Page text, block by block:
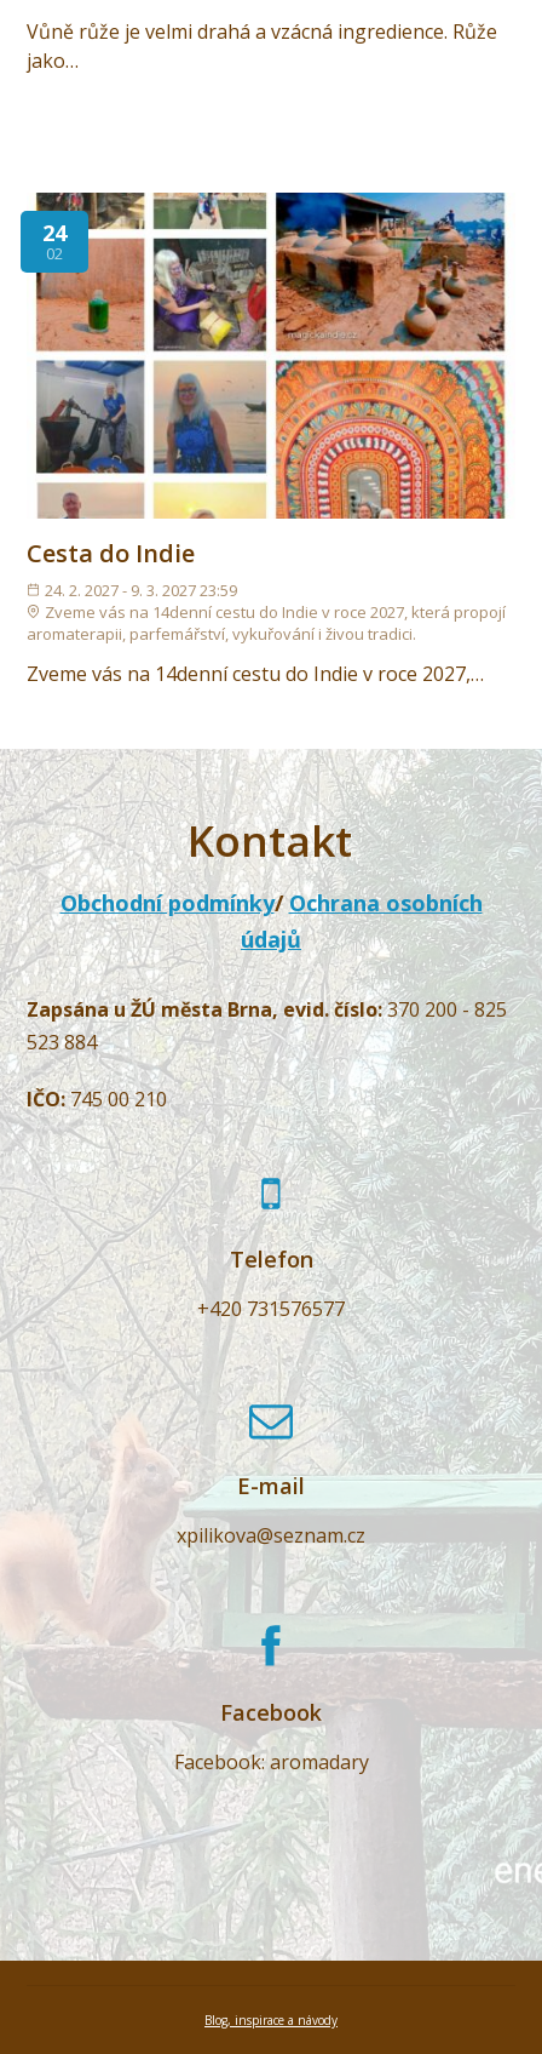
Vůně růže je velmi drahá a vzácná ingredience. Růže
jako…
24
02
Cesta do Indie
24. 2. 2027 - 9. 3. 2027 23:59
Zveme vás na 14denní cestu do Indie v roce 2027, která propojí
aromaterapii, parfemářství, vykuřování i živou tradici.
Zveme vás na 14denní cestu do Indie v roce 2027,…
Kontakt
Obchodní podmínky/Ochrana osobních
údajů
Zapsána u ŽÚ města Brna, evid. číslo:370 200 - 825
523 884
IČO:745 00 210
Telefon
+420 731576577
E-mail
xpilikova@seznam.cz
Facebook
Facebook: aromadary
Blog, inspirace a návody